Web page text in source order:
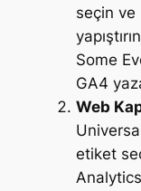
seçin ve
Some
GA4
Web
etiket